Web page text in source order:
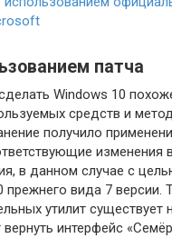
патча
Windows 10
средств и
получило
изменения
в данном случае с
прежнего вида 7 версии.
утилит существует
интерфейс